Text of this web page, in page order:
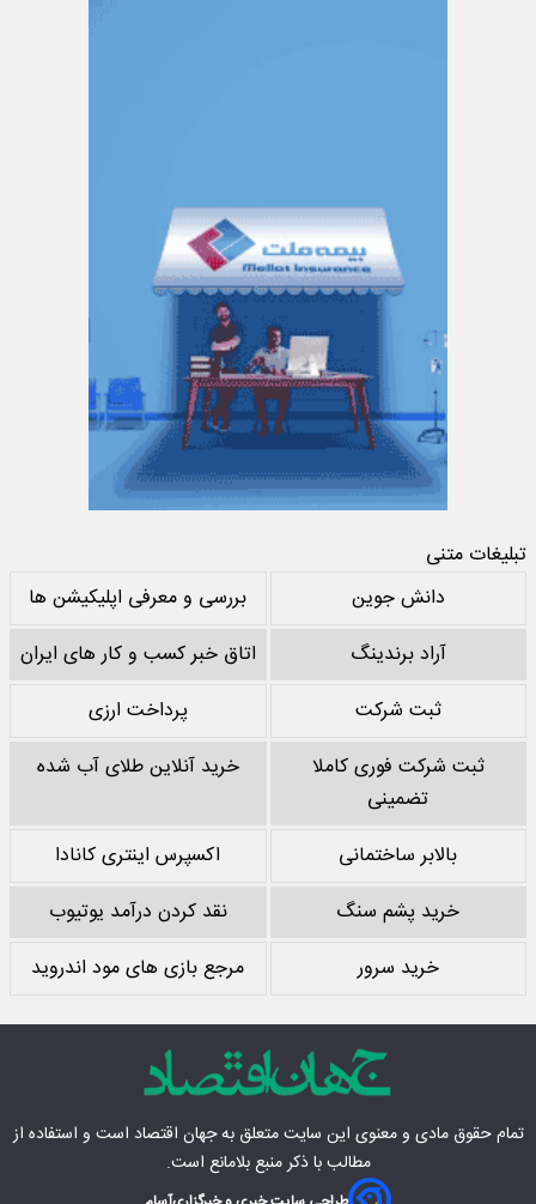
تبلیغات متنی
دانش جوین
بررسی و معرفی اپلیکیشن ها
آراد برندینگ
اتاق خبر کسب و کار های ایران
ثبت شرکت
پرداخت ارزی
ثبت شرکت فوری کاملا
تضمینی
خرید آنلاین طلای آب شده
بالابر ساختمانی
اکسپرس اینتری کانادا
خرید پشم سنگ
نقد کردن درآمد یوتیوب
خرید سرور
مرجع بازی های مود اندروید
تمام حقوق مادی‌ و معنوی این سایت متعلق بهجهان اقتصاد است و استفاده از
مطالب با ذکر منبع بلامانع است.